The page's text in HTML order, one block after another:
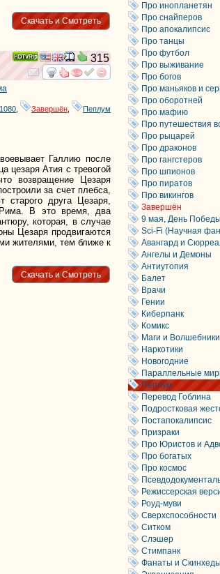
Про инопланетян
Про снайперов
Про апокалипсис
Про танцы
Про футбол
Про выживание
Про богов
Про маньяков и
Про оборотней
Про мафию
Про путешествия
Про рыцарей
Про драконов
Про гангстеров
Про шпионов
Про пиратов
Про викингов
Завершён
9 мая, День Победы
Sci-Fi (Научная
Авангард и
Ангелы и Демоны
Антиутопия
Балет
Врачи
Гении
Киберпанк
Комикс
Маги и Волшебники
Наркотики
Новогодние
Параллельные
Пеплум
Перевод Гоблина
Подростковая
Постапокалипсис
Призраки
Про Юристов и
Про богатых
Про космос
Режиссерская
Роуд-муви
Сверхспособности
Ситком
Слэшер
Стимпанк
Фанаты и Скинхеды
Скачать и Смотреть
смотретьинтересует
315
Завершён Пеплум
Галлию после
цезаря Атия с тревогой
возвращение Цезаря
за счет плебса,
старого друга Цезаря,
Рима. В это время, два
которая, в случае
Цезаря продвигаются
жителями, тем ближе к
Скачать и Смотреть